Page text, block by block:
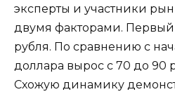
эксперты и участники
двумя факторами.
рубля. По сравнению с
доллара вырос с 70 до 90
Схожую динамику